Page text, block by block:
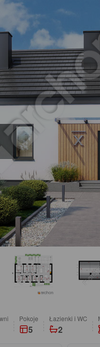
pokoje
5
łazienki i WC
2